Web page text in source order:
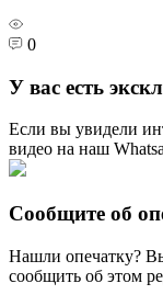
0
У вас есть
Если вы увидели
видео на наш
Сообщите об
Нашли опечатку?
сообщить об этом